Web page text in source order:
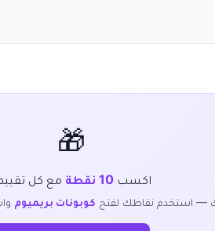
🎁
اكسب10 نقطة مع كل
— استخدم نقاطك لفتح كوبونات بريميوم